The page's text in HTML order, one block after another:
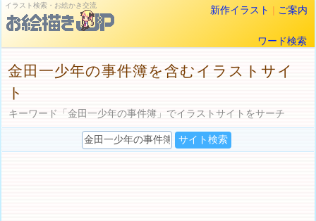
イラスト検索・お絵かき交流 新作イラスト | ご案内
ワード検索
金田一少年の事件簿を含むイラストサイ
ト
キーワード「金田一少年の事件簿」でイラストサイトをサーチ